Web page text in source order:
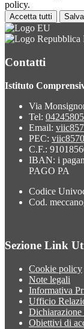
policy.
Accetta tutti
Contatti
Istituto
Via
Tel:
Email:
PEC:
C.F.:
IBAN: i
PAGO PA
Codice
Cod.
Sezione Link
Cookie policy
Note legali
Informativa
Ufficio
Dichiarazione
Obiettivi di